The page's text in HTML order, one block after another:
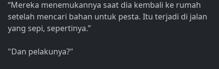
“Mereka menemukannya saat dia kembali ke rumah
setelah mencari bahan untuk pesta. Itu terjadi di jalan
yang sepi, sepertinya.”
"Dan pelakunya?"